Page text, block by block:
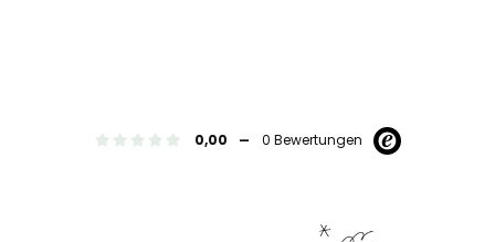
0,00 - 0 Bewertungen